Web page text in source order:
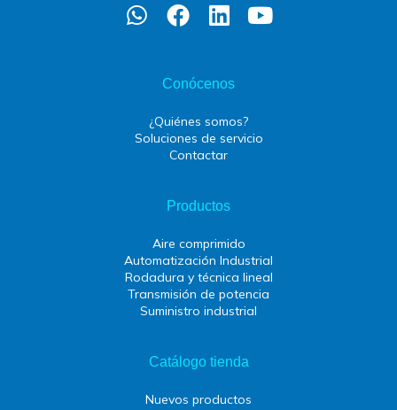
Conócenos
¿Quiénes somos?
Soluciones de servicio
Contactar
Productos
Aire comprimido
Automatización Industrial
Rodadura y técnica lineal
Transmisión de potencia
Suministro industrial
Catálogo tienda
Nuevos productos